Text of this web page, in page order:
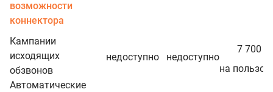
возможности
коннектора
Кампании
исходящих
обзвонов
Автоматические
недоступно недоступно
7 700
на